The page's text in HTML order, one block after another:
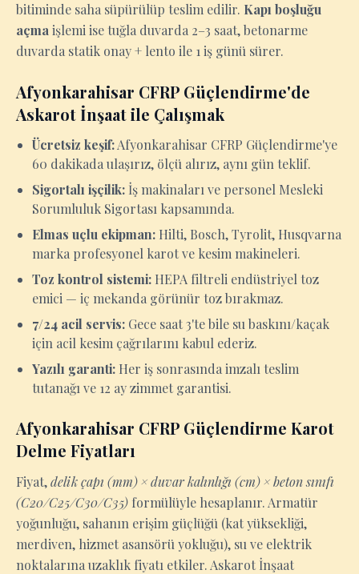
bitiminde saha süpürülüp teslim edilir. Kapı boşluğu
açma işlemi ise tuğla duvarda 2–3 saat, betonarme
duvarda statik onay + lento ile 1 iş günü sürer.
Afyonkarahisar CFRP Güçlendirme'de
Askarot İnşaat ile Çalışmak
Ücretsiz keşif:Afyonkarahisar CFRP Güçlendirme'ye
60 dakikada ulaşırız, ölçü alırız, aynı gün teklif.
Sigortalı işçilik: İş makinaları ve personel Mesleki
Sorumluluk Sigortası kapsamında.
Elmas uçlu ekipman: Hilti, Bosch, Tyrolit, Husqvarna
marka profesyonel karot ve kesim makineleri.
Toz kontrol sistemi: HEPA filtreli endüstriyel toz
emici — iç mekanda görünür toz bırakmaz.
7/24 acil servis: Gece saat 3'te bile su baskını/kaçak
için acil kesim çağrılarını kabul ederiz.
Yazılı garanti: Her iş sonrasında imzalı teslim
tutanağı ve 12 ay zimmet garantisi.
Afyonkarahisar CFRP Güçlendirme Karot
Delme Fiyatları
Fiyat,delik çapı (mm) × duvar kalınlığı (cm) × beton sınıfı
(C20/C25/C30/C35) formülüyle hesaplanır. Armatür
yoğunluğu, sahanın erişim güçlüğü (kat yüksekliği,
merdiven, hizmet asansörü yokluğu), su ve elektrik
noktalarına uzaklık fiyatı etkiler. Askarot İnşaat